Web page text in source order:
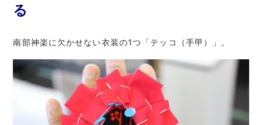
る
南部神楽に欠かせない衣装の1つ「テッコ（手甲）」。